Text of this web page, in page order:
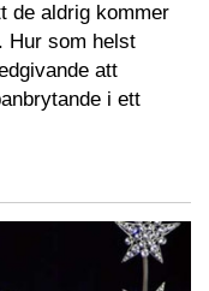
de aldrig kommer
Hur som helst
att
i ett